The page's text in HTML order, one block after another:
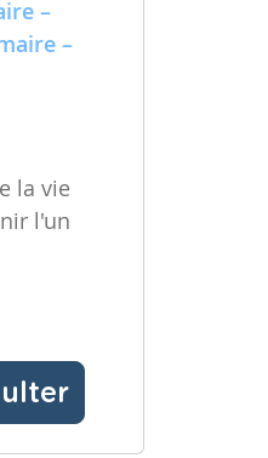
–
–
la vie
l'un